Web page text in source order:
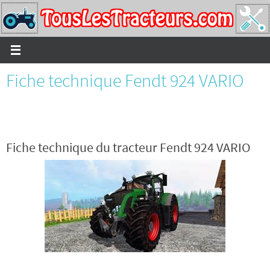
Passer
vers
le
contenu
Fiche technique Fendt 924 VARIO
Fiche technique du tracteur Fendt 924 VARIO